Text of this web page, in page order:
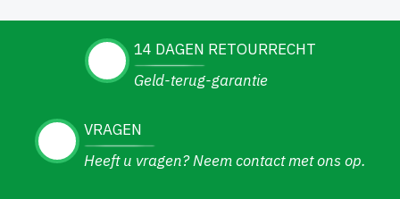
14 DAGEN RETOURRECHT
Geld-terug-garantie
VRAGEN
Heeft u vragen? Neem contact met ons op.